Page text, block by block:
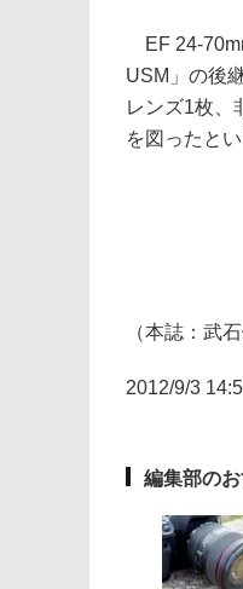
EF 24-
USM」の後
レンズ1枚、
を図ったと
（本誌：武石
2012/9/3
編集部の